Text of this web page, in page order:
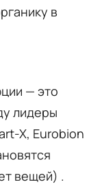
в
— это
лидеры
X, Eurobion
вещей) .